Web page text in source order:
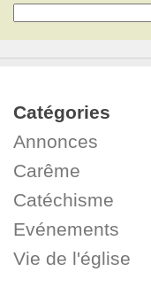
Catégories
Annonces
Carême
Catéchisme
Evénements
Vie de l'église